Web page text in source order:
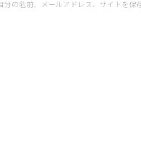
の名前、メールアドレス、サイトを保